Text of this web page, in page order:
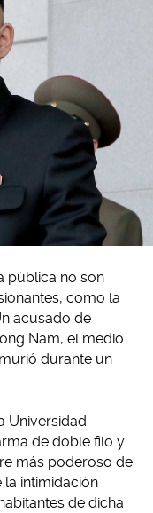
pública no son
como la
acusado de
Nam, el medio
durante un
Universidad
de doble filo y
más poderoso de
la intimidación
de dicha